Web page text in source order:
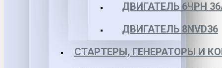
ДВИГАТЕЛЬ 6ЧРН
ДВИГАТЕЛЬ 8NVD36
СТАРТЕРЫ, ГЕНЕРАТОРЫ И